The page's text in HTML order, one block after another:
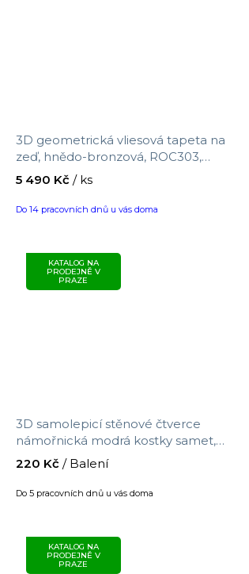
3D geometrická vliesová tapeta na
zeď, hnědo-bronzová, ROC303,
Rock, Masureel, velikost 10,05 x 0,7
Do 14 pracovních dnů u vás doma
5 490 Kč / ks
KATALOG NA
PRODEJNĚ V
PRAZE
3D samolepicí stěnové čtverce
námořnická modrá kostky samet,
velikost 34 cm x 34 cm
Do 5 pracovních dnů u vás doma
220 Kč / Balení
KATALOG NA
PRODEJNĚ V
PRAZE